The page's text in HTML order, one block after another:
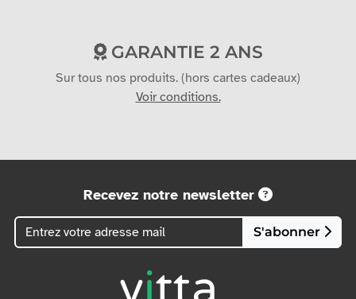
GARANTIE 2 ANS
Sur tous nos produits. (hors cartes cadeaux)
Voir conditions.
Recevez notre newsletter
S'abonner